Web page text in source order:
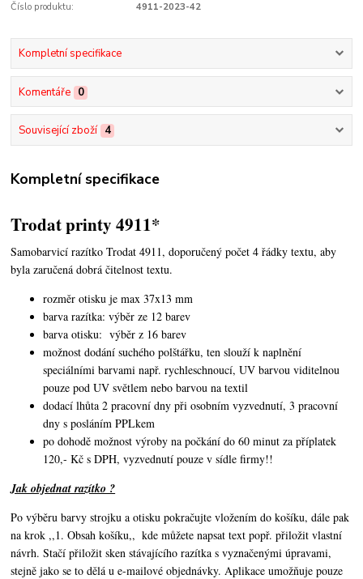
Číslo produktu: 4911-2023-42
Kompletní specifikace
Komentáře 0
Související zboží 4
Kompletní specifikace
Trodat printy 4911*
Samobarvicí razítko Trodat 4911, doporučený počet 4 řádky textu,aby
byla zaručená dobrá čitelnost textu.
rozměr otisku je max 37x13 mm
barva razítka: výběr ze 12 barev
barva otisku: výběr z 16 barev
možnost dodání suchého polštářku, ten slouží k naplnění
speciálními barvami např. rychleschnoucí, UV barvou viditelnou
pouze pod UV světlem nebo barvou na textil
dodací lhůta 2 pracovní dny při osobním vyzvednutí, 3 pracovní
dny s posláním PPLkem
po dohodě možnost výroby na počkání do 60 minut za příplatek
120,- Kč s DPH, vyzvednutí pouze v sídle firmy!!
Jak objednat razítko ?
Po výběru barvy strojku a otisku pokračujte vložením do košíku, dále pak
na krok ,,1. Obsah košíku,, kde můžete napsat text popř. přiložit vlastní
návrh. Stačí přiložit sken stávajícího razítka s vyznačenými úpravami,
stejně jako se to dělá u e-mailové objednávky. Aplikace umožňuje pouze